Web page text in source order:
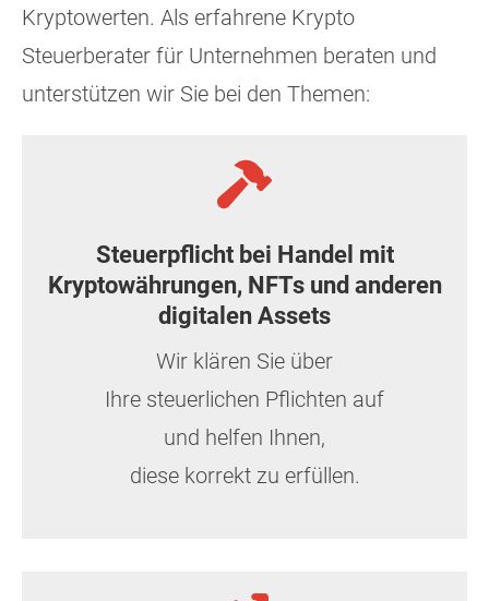
Kryptowerten. Als erfahrene Krypto
Steuerberater für Unternehmen beraten und
unterstützen wir Sie bei den Themen:
Steuerpflicht bei Handel mit
Kryptowährungen, NFTs und anderen
digitalen Assets
Wir klären Sie über
Ihre steuerlichen Pflichten auf
und helfen Ihnen,
diese korrekt zu erfüllen.